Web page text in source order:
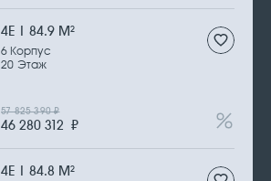
4Е | 84.9 М2
6 Корпус
20 Этаж
46 280 312 ₽
57 825 390₽
4Е | 84.8 М2